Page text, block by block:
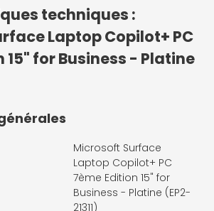
techniques :
Laptop Copilot+ PC
15" for Business - Platine
Microsoft Surface
Laptop Copilot+ PC
7ème Edition 15" for
Business - Platine (EP2-
21311)